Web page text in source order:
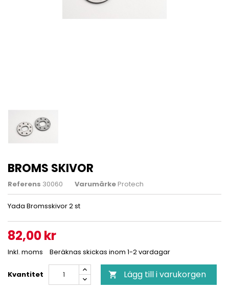
BROMS SKIVOR
Referens 30060 Varumärke Protech
Yada Bromsskivor 2 st
82,00 kr
Inkl. moms Beräknas skickas inom 1-2 vardagar
Kvantitet  Lägg till i varukorgen